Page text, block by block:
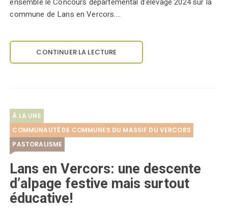
commune de Lans en Vercors.…
CONTINUER LA LECTURE
À LA UNE
COMMUNAUTÉ DE COMMUNES DU MASSIF DU VERCORS
PASTORALISME
Lans en Vercors: une descente
d’alpage festive mais surtout
éducative!